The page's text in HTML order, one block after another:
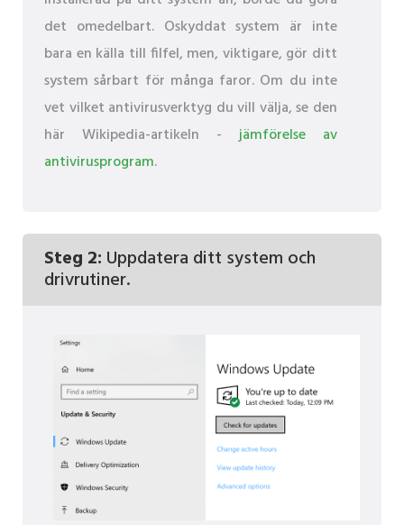
det omedelbart. Oskyddat system är inte
bara en källa till filfel, men, viktigare, gör ditt
system sårbart för många faror. Om du inte
vet vilket antivirusverktyg du vill välja, se den
här Wikipedia-artikeln -jämförelse av
antivirusprogram.
Steg 2: Uppdatera ditt system och
drivrutiner.